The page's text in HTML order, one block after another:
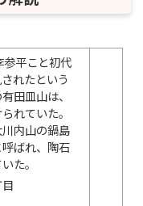
参平こと初代
れたという
田皿山は、
れていた。
内山の鍋島
ばれ、陶石
た。